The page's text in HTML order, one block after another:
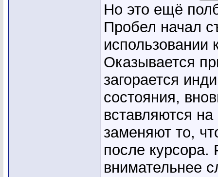
Но это ещё
Пробел начал
использовании
Оказывается
загорается
состояния,
вставляются на
заменяют то,
после
внимательнее